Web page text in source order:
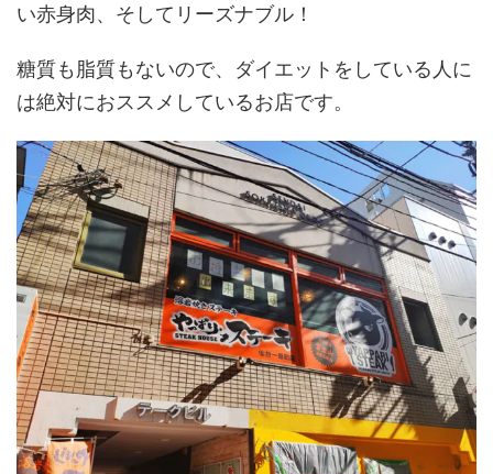
い赤身肉、そしてリーズナブル！
糖質も脂質もないので、ダイエットをしている人に
は絶対におススメしているお店です。